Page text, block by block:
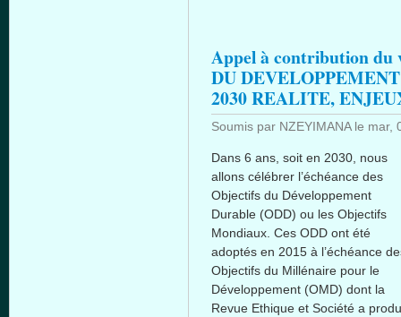
Appel à contribution du
DU
2030 REALITE,
Soumis par NZEYIMANAle mar,
Dans 6 ans, soit en 2030, nous
allons célébrer l’échéance des
Objectifs du Développement
Durable (ODD) ou les Objectifs
Mondiaux. Ces ODD ont été
adoptés en 2015 à l’échéance
Objectifs du Millénaire pour le
Développement (OMD) dont la
Revue Ethique et Société a